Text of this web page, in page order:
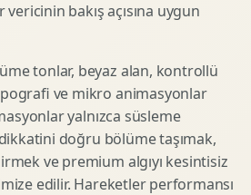
vericinin bakış açısına uygun
tonlar, beyaz alan, kontrollü
ve mikro animasyonlar
yalnızca süsleme
doğru bölüme taşımak,
ve premium algıyı kesintisiz
edilir. Hareketler performansı